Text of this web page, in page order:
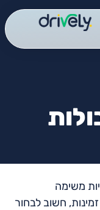
משימה
חשוב לבחור